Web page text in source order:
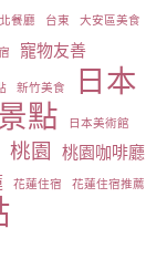
餐廳 台東 大安區美食
寵物友善
新竹美食 日本
點 日本美術館
桃園
桃園咖啡廳
花蓮住宿 花蓮住宿推薦